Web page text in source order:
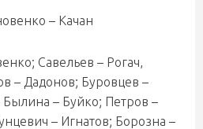
– Качан
Савельев – Рогач,
– Дадонов; Буровцев –
– Буйко; Петров –
– Игнатов; Борозна –